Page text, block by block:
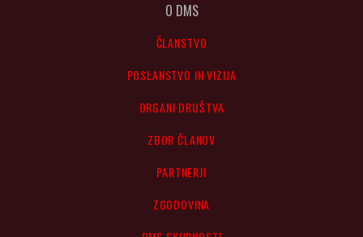
O DMS
ČLANSTVO
POSLANSTVO IN VIZIJA
ORGANI DRUŠTVA
ZBOR ČLANOV
PARTNERJI
ZGODOVINA